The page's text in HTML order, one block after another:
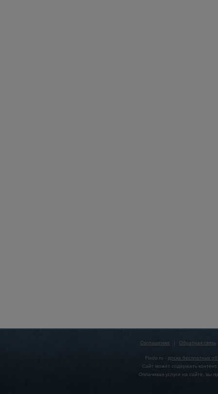
Соглашение | Обратная связь
Flado.ru - доска бесплатных
Сайт может содержать
Оплачивая услуги на сайте, вы